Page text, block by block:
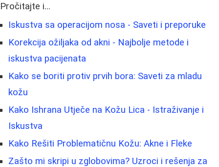
Pročitajte i...
Iskustva sa operacijom nosa - Saveti i preporuke
Korekcija ožiljaka od akni - Najbolje metode i
iskustva pacijenata
Kako se boriti protiv prvih bora: Saveti za mladu
kožu
Kako Ishrana Utječe na Kožu Lica - Istraživanje i
Iskustva
Kako Rešiti Problematičnu Kožu: Akne i Fleke
Zašto mi skripi u zglobovima? Uzroci i rešenja za